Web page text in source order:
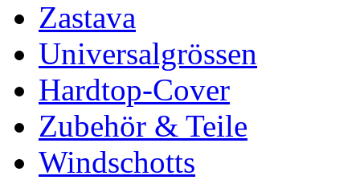
Zastava
Universalgrössen
Hardtop-Cover
Zubehör & Teile
Windschotts